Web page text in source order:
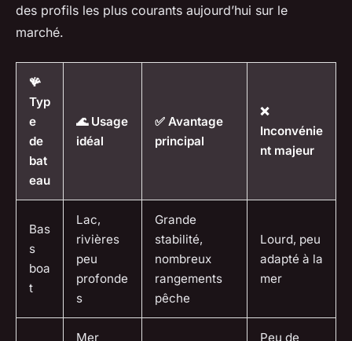
des profils les plus courants aujourd’hui sur le
marché.
🪸
Typ
e
de
bat
eau
🌊 Usage
idéal
✅ Avantage
principal
❌
Inconvénie
nt majeur
Bas
s
boa
t
Lac,
rivières
peu
profonde
s
Grande
stabilité,
nombreux
rangements
pêche
Lourd, peu
adapté à la
mer
Mer Peu de